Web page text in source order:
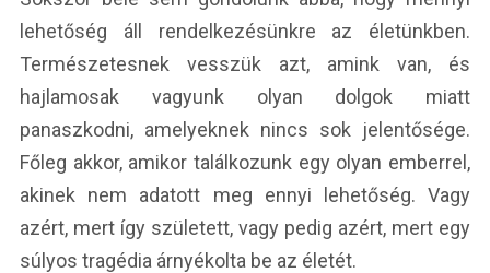
lehetőség áll rendelkezésünkre az életünkben.
Természetesnek vesszük azt, amink van, és
hajlamosak vagyunk olyan dolgok miatt
panaszkodni, amelyeknek nincs sok jelentősége.
Főleg akkor, amikor találkozunk egy olyan emberrel,
akinek nem adatott meg ennyi lehetőség. Vagy
azért, mert így született, vagy pedig azért, mert egy
súlyos tragédia árnyékolta be az életét.